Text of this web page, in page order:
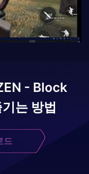
- Block
는 방법
드